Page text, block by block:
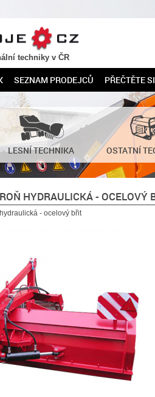
techniky v ČR
SEZNAM PRODEJCŮ PŘEČTĚTE SI
LESNÍ TECHNIKA OSTATNÍ
HYDRAULICKÁ - OCELOVÝ
- ocelový břit